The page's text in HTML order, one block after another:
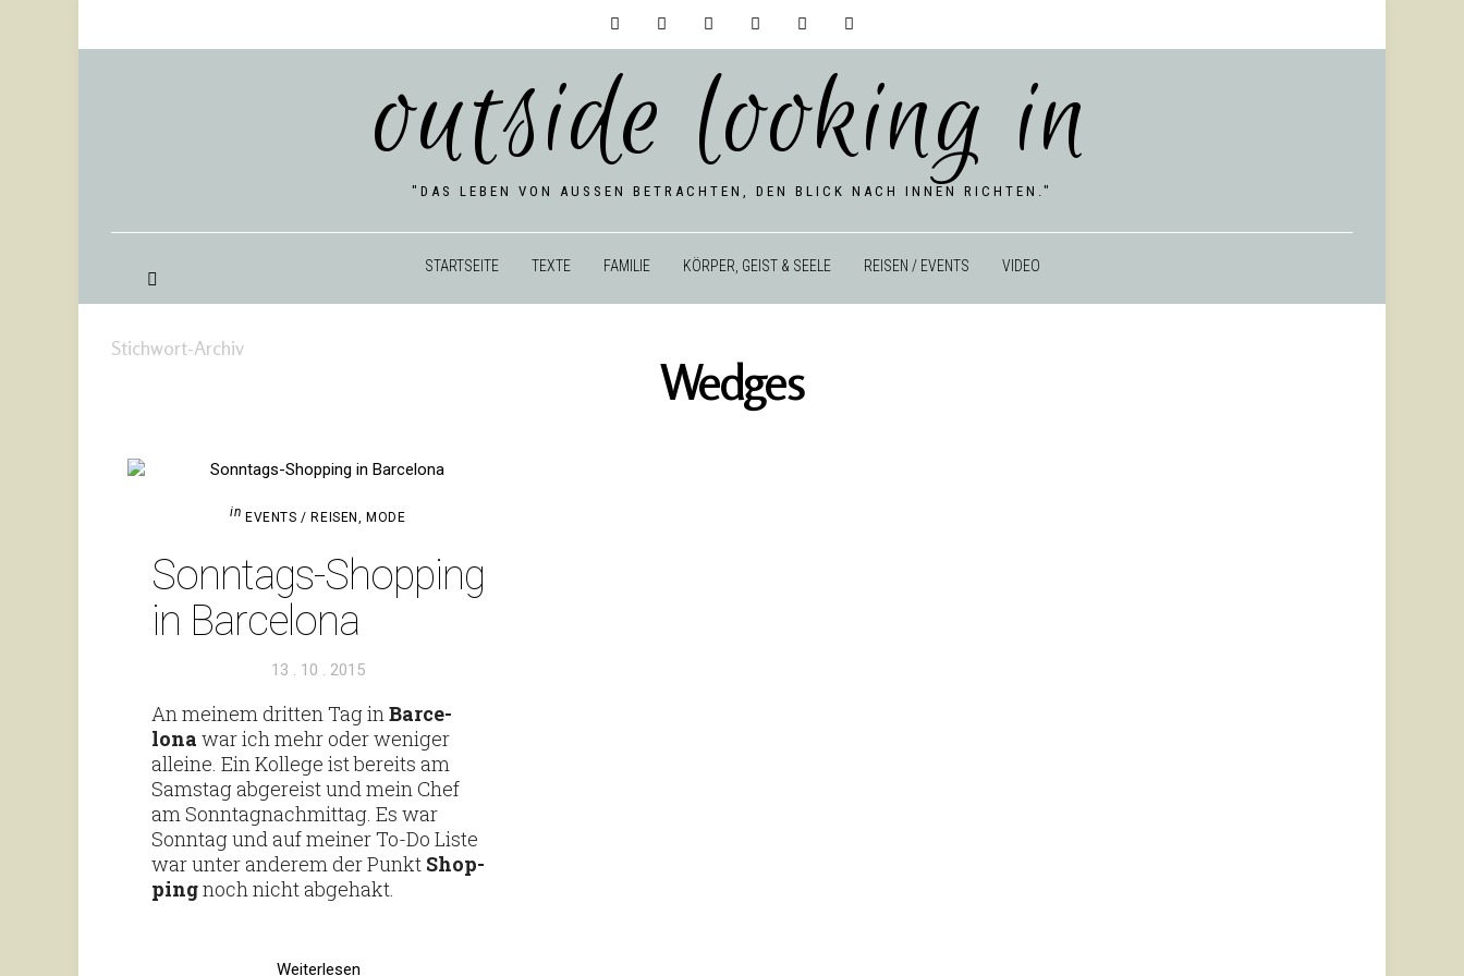
outside looking in
"DAS LEBEN VON AUSSEN BETRACHTEN, DEN BLICK NACH INNEN RICHTEN."
START­SEITE TEXTE FAMILIE KÖRPER, GEIST & SEELE REISEN / EVENTS VIDEO
Stichwort-Archiv
Wedges
in EVENTS / REISEN, MODE
Sonn­tags-Shop­ping
in Barcelona
Veröffentlicht
13 . 10 . 2015
An meinem dritten Tag inBar­ce­
lona war ich mehr oder weniger
alleine. Ein Kol­lege ist bereits am
Samstag abge­reist und mein Chef
am Sonn­tag­nach­mittag. Es war
Sonntag und auf meiner To-Do Liste
war unter anderem der Punkt Shop­
pingnoch nicht abgehakt.
Weiterlesen